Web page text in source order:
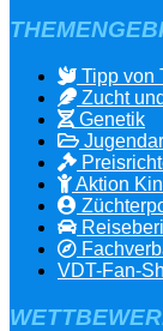
Tipp von
Zucht
Genetik
Aktion
VDT-Fan-